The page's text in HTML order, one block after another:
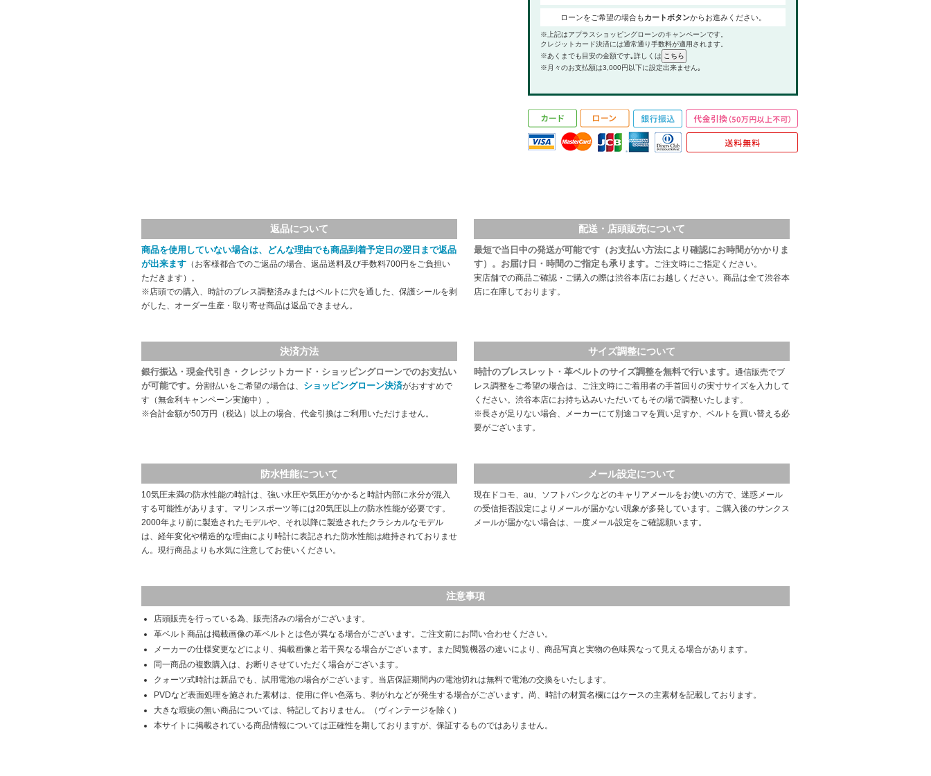
ローンをご希望の場合もカートボタンからお進みください。
※上記はアプラスショッピングローンのキャンペーンです。
クレジットカード決済には通常通り手数料が適用されます。
※あくまでも目安の金額です｡詳しくは
※月々のお支払額は3,000円以下に設定出来ません｡
返品について
商品を使用していない場合は、どんな理由でも商品到着予定日の翌日まで返品
が出来ます （お客様都合でのご返品の場合、返品送料及び手数料700円をご負担い
ただきます）。
※店頭での購入、時計のブレス調整済みまたはベルトに穴を通した、保護シールを剥
がした、オーダー生産・取り寄せ商品は返品できません。
配送・店頭販売について
最短で当日中の発送が可能です（お支払い方法により確認にお時間がかかりま
す）。お届け日・時間のご指定も承ります。
ご注文時にご指定ください。
実店舗での商品ご確認・ご購入の際は渋谷本店にお越しください。商品は全て渋谷本
店に在庫しております。
決済方法
銀行振込・現金代引き・クレジットカード・ショッピングローンでのお支払い
が可能です。 分割払いをご希望の場合は、 ショッピングローン決済がおすすめで
す（無金利キャンペーン実施中）。
※合計金額が50万円（税込）以上の場合、代金引換はご利用いただけません。
サイズ調整について
時計のブレスレット・革ベルトのサイズ調整を無料で行います。 通信販売でブ
レス調整をご希望の場合は、ご注文時にご着用者の手首回りの実寸サイズを入力して
ください。渋谷本店にお持ち込みいただいてもその場で調整いたします。
※長さが足りない場合、メーカーにて別途コマを買い足すか、ベルトを買い替える必
要がございます。
防水性能について
10気圧未満の防水性能の時計は、強い水圧や気圧がかかると時計内部に水分が混入
する可能性があります。マリンスポーツ等には20気圧以上の防水性能が必要です。
2000年より前に製造されたモデルや、それ以降に製造されたクラシカルなモデル
は、経年変化や構造的な理由により時計に表記された防水性能は維持されておりませ
ん。現行商品よりも水気に注意してお使いください。
メール設定について
現在ドコモ、au、ソフトバンクなどのキャリアメールをお使いの方で、迷惑メール
の受信拒否設定によりメールが届かない現象が多発しています。ご購入後のサンクス
メールが届かない場合は、一度メール設定をご確認願います。
注意事項
店頭販売を行っている為、販売済みの場合がございます。
革ベルト商品は掲載画像の革ベルトとは色が異なる場合がございます。ご注文前にお問い合わせください。
メーカーの仕様変更などにより、掲載画像と若干異なる場合がございます。また閲覧機器の違いにより、商品写真と実物の色味異なって見える場合があります。
同一商品の複数購入は、お断りさせていただく場合がございます。
クォーツ式時計は新品でも、試用電池の場合がございます。当店保証期間内の電池切れは無料で電池の交換をいたします。
PVDなど表面処理を施された素材は、使用に伴い色落ち、剥がれなどが発生する場合がございます。尚、時計の材質名欄にはケースの主素材を記載しております。
大きな瑕疵の無い商品については、特記しておりません。（ヴィンテージを除く）
本サイトに掲載されている商品情報については正確性を期しておりますが、保証するものではありません。